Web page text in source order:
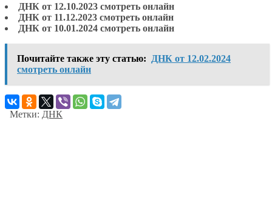
ДНК от 12.10.2023 смотреть онлайн
ДНК от 11.12.2023 смотреть онлайн
ДНК от 10.01.2024 смотреть онлайн
Почитайте также эту статью:
ДНК от 12.02.2024
смотреть онлайн
Метки: ДНК